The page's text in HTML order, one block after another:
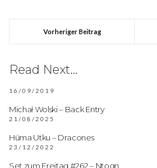
Vorheriger Beitrag
Read Next...
16/09/2019
Michał Wolski – Back Entry
21/08/2025
Hüma Utku – Dracones
23/12/2022
Set zum Freitag #262 – Ntogn